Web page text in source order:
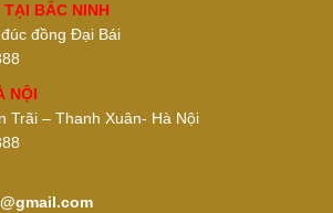
BẮC NINH
đồng Đại Bái
NỘI
Trãi – Thanh Xuân- Hà Nội